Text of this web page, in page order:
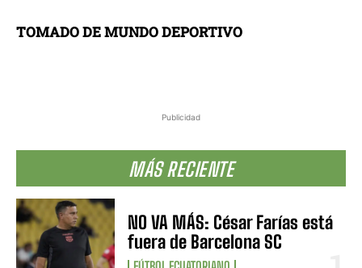
Publicidad
MÁS RECIENTE
NO VA MÁS: César Farías está
fuera de Barcelona SC
TOMADO DE MUNDO DEPORTIVO